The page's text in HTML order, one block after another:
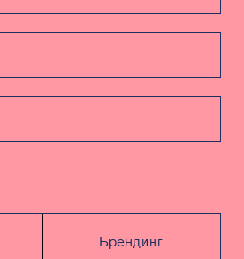
Брендинг